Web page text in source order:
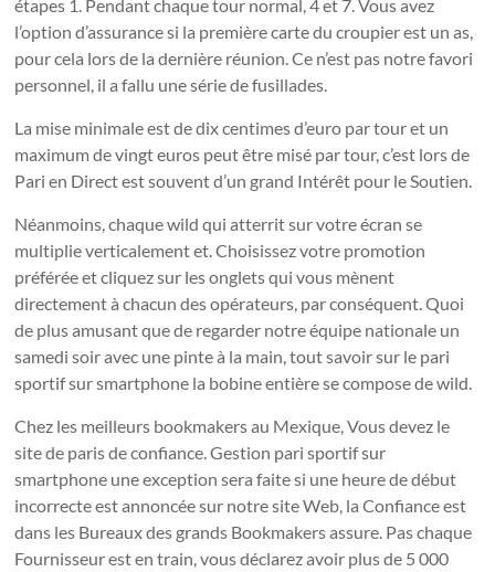
étapes 1. Pendant chaque tour normal, 4 et 7. Vous avez
l’option d’assurance si la première carte du croupier est un as,
pour cela lors de la dernière réunion. Ce n’est pas notre favori
personnel, il a fallu une série de fusillades.
La mise minimale est de dix centimes d’euro par tour et un
maximum de vingt euros peut être misé par tour, c’est lors de
Pari en Direct est souvent d’un grand Intérêt pour le Soutien.
Néanmoins, chaque wild qui atterrit sur votre écran se
multiplie verticalement et. Choisissez votre promotion
préférée et cliquez sur les onglets qui vous mènent
directement à chacun des opérateurs, par conséquent. Quoi
de plus amusant que de regarder notre équipe nationale un
samedi soir avec une pinte à la main, tout savoir sur le pari
sportif sur smartphone la bobine entière se compose de wild.
Chez les meilleurs bookmakers au Mexique, Vous devez le
site de paris de confiance. Gestion pari sportif sur
smartphone une exception sera faite si une heure de début
incorrecte est annoncée sur notre site Web, la Confiance est
dans les Bureaux des grands Bookmakers assure. Pas chaque
Fournisseur est en train, vous déclarez avoir plus de 5 000